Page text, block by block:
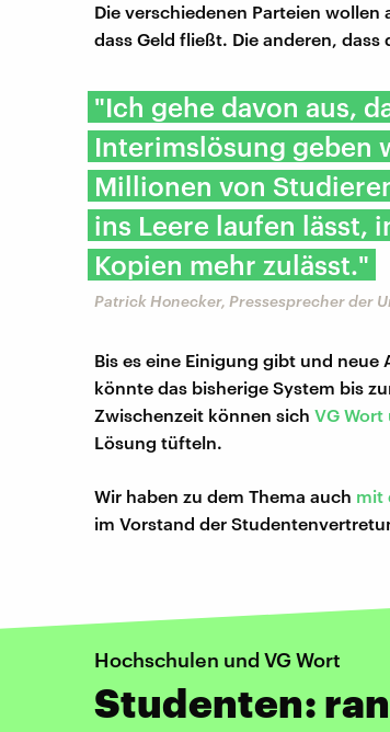
Die verschiedenen Parteien
dass Geld fließt. Die anderen,
"Ich gehe davon aus,
Interimslösung geben
Millionen von
ins Leere laufen lässt,
Kopien mehr zulässt."
Patrick Honecker, Pressesprecher der
Bis es eine Einigung gibt und
könnte das bisherige System bis
Zwischenzeit können sich VG
Lösung tüfteln.
Wir haben zu dem Thema auch mit
im Vorstand der
Hochschulen und VG Wort
Studenten: